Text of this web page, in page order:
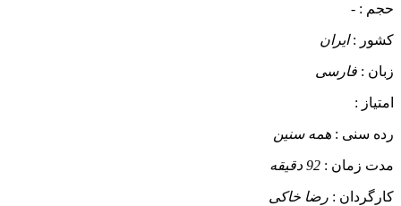
حجم : -
کشور :ایران
زبان : فارسی
امتیاز :
رده سنی : همه سنین
مدت زمان : 92 دقیقه
کارگردان : رضا خاکی